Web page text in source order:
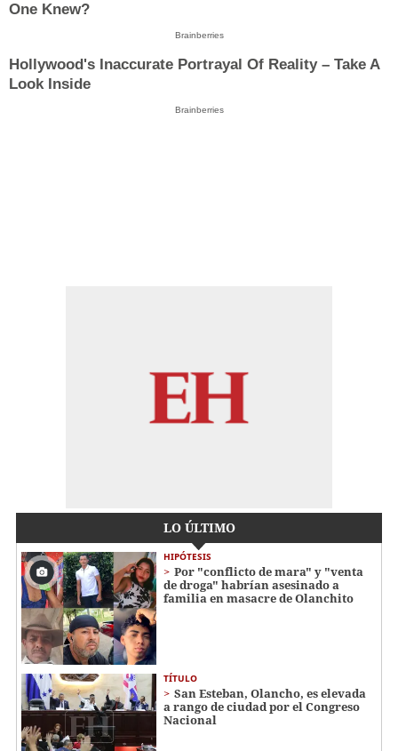
One Knew?
Brainberries
Hollywood's Inaccurate Portrayal Of Reality – Take A
Look Inside
Brainberries
LO ÚLTIMO
HIPÓTESIS
Por "conflicto de mara" y "venta
de droga" habrían asesinado a
familia en masacre de Olanchito
TÍTULO
San Esteban, Olancho, es elevada
a rango de ciudad por el Congreso
Nacional